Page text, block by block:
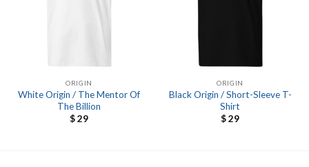
ORIGIN
White Origin / The Mentor Of
The Billion
$29
ORIGIN
Black Origin / Short-Sleeve T-
Shirt
$29